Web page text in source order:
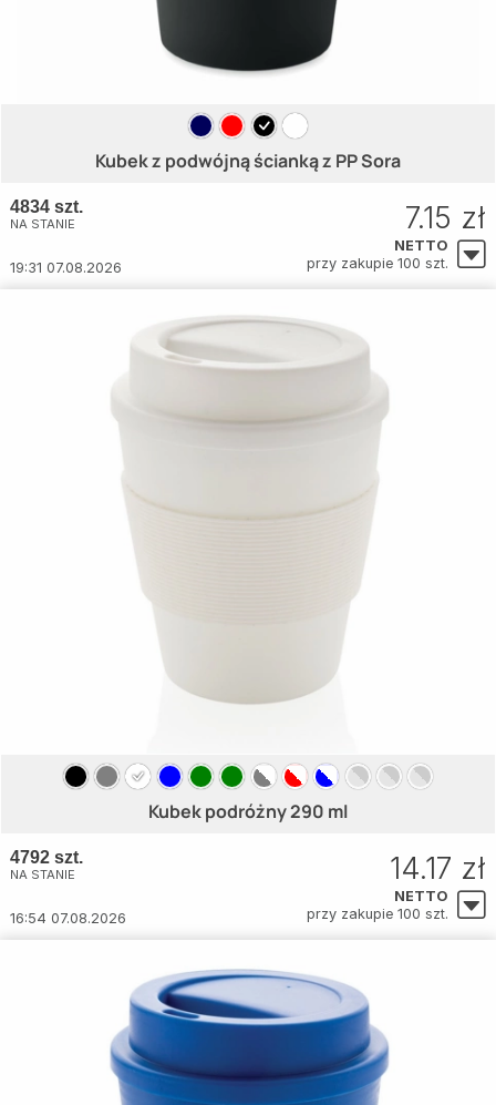
Kubek z podwójną ścianką z PP Sora
4834 szt.
NA STANIE
19:31 07.08.2026
7.15 zł
NETTO
przy zakupie 100 szt.
Kubek podróżny 290 ml
4792 szt.
NA STANIE
16:54 07.08.2026
14.17 zł
NETTO
przy zakupie 100 szt.